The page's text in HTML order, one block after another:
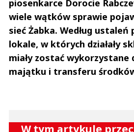
piosenkarce Dorocie
wiele wątków sprawie
sieć Żabka. Według
lokale, w których działały
miały zostać wykorzystane
majątku i transferu
W tym artykule